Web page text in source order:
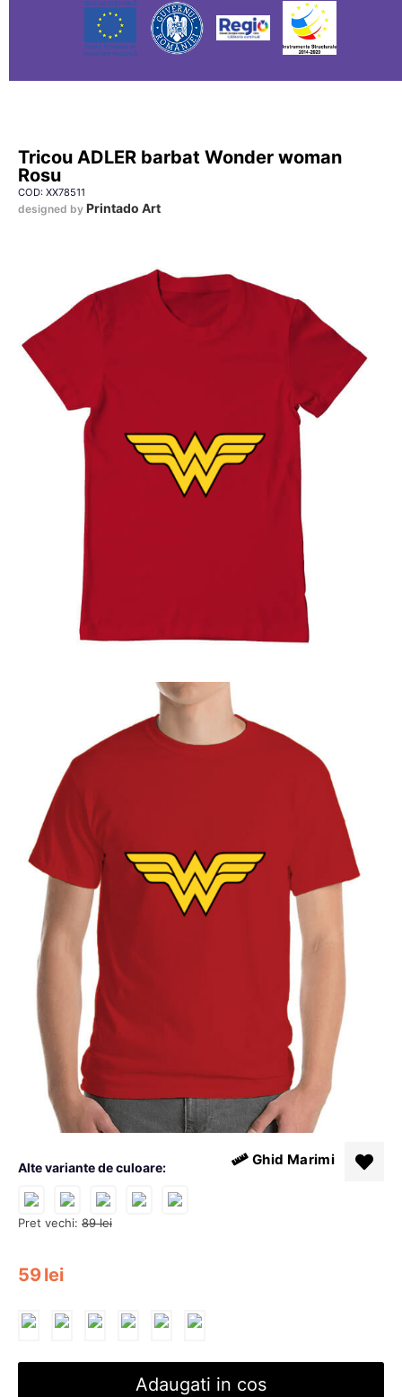
Tricou ADLER barbat Wonder woman
Rosu
COD: XX78511
designed by Printado Art
Pret vechi: 89 lei
59lei
Alte variante de culoare: Ghid Marimi
Adaugati in cos